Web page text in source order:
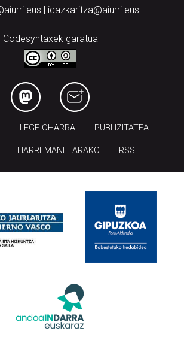
| idazkaritza@aiurri.eus
Codesyntaxek garatua
LEGE OHARRA PUBLIZITATEA
HARREMANETARAKO RSS